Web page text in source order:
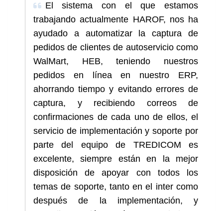
El sistema con el que estamos
trabajando actualmente HAROF, nos ha
ayudado a automatizar la captura de
pedidos de clientes de autoservicio como
WalMart, HEB, teniendo nuestros
pedidos en línea en nuestro ERP,
ahorrando tiempo y evitando errores de
captura, y recibiendo correos de
confirmaciones de cada uno de ellos, el
servicio de implementación y soporte por
parte del equipo de TREDICOM es
excelente, siempre están en la mejor
disposición de apoyar con todos los
temas de soporte, tanto en el inter como
después de la implementación, y